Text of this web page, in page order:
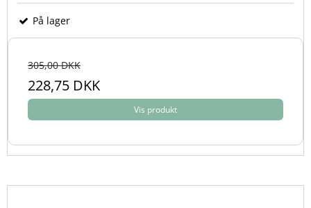
På lager
305,00 DKK
228,75 DKK
Vis produkt